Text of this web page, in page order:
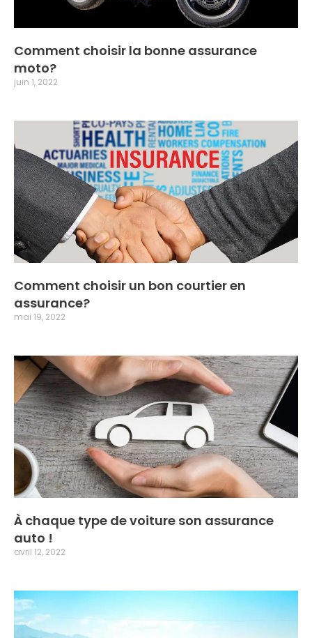
Comment choisir la bonne assurance
moto?
juin 1, 2022
Comment choisir un bon courtier en
assurance?
mai 19, 2022
À chaque type de voiture son assurance
auto !
avril 12, 2022